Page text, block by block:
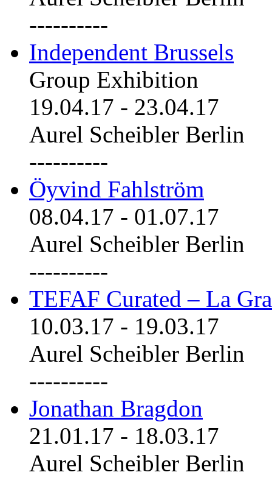
----------
Independent Brussels
Group Exhibition
19.04.17 - 23.04.17
Aurel Scheibler Berlin
----------
Öyvind Fahlström
08.04.17 - 01.07.17
Aurel Scheibler Berlin
----------
TEFAF Curated – La
10.03.17 - 19.03.17
Aurel Scheibler Berlin
----------
Jonathan Bragdon
21.01.17 - 18.03.17
Aurel Scheibler Berlin